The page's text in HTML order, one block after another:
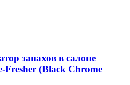
запахов в салоне
(Black Chrome